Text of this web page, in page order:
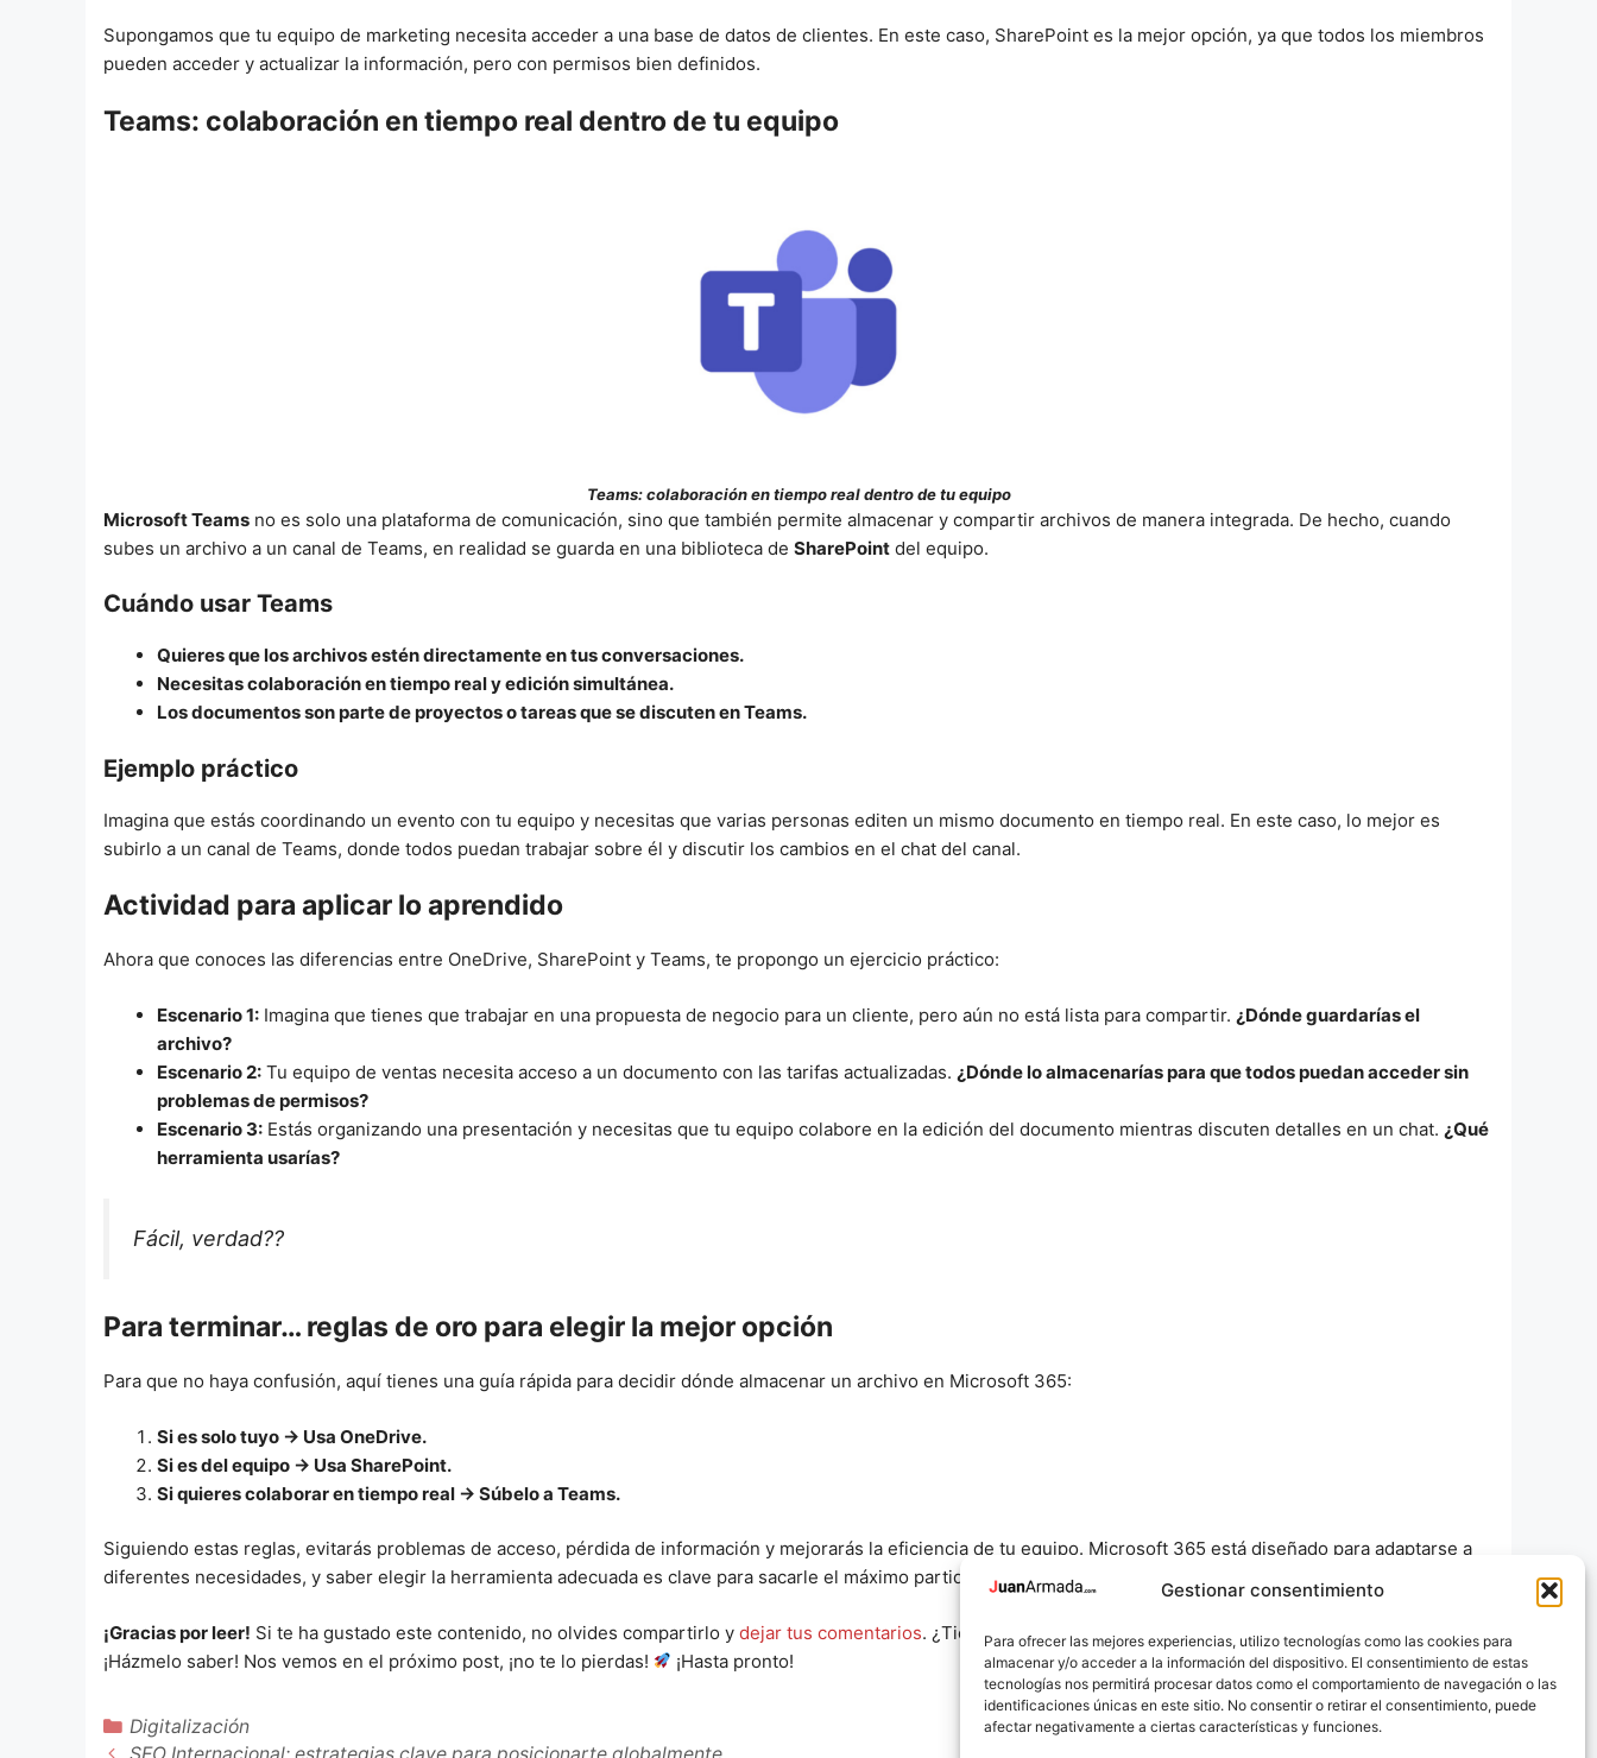
Gestionar consentimiento
Para ofrecer las mejores experiencias, utilizo tecnologías como las cookies para
almacenar y/o acceder a la información del dispositivo. El consentimiento de estas
tecnologías nos permitirá procesar datos como el comportamiento de navegación o las
identificaciones únicas en este sitio. No consentir o retirar el consentimiento, puede
afectar negativamente a ciertas características y funciones.
Supongamos que tu equipo de marketing necesita acceder a una base de datos de clientes. En este caso, SharePoint es la mejor opción, ya que todos los miembros
pueden acceder y actualizar la información, pero con permisos bien definidos.
Teams: colaboración en tiempo real dentro de tu equipo
Teams: colaboración en tiempo real dentro de tu equipo
Microsoft Teams no es solo una plataforma de comunicación, sino que también permite almacenar y compartir archivos de manera integrada. De hecho, cuando
subes un archivo a un canal de Teams, en realidad se guarda en una biblioteca de SharePoint del equipo.
Cuándo usar Teams
Quieres que los archivos estén directamente en tus conversaciones.
Necesitas colaboración en tiempo real y edición simultánea.
Los documentos son parte de proyectos o tareas que se discuten en Teams.
Ejemplo práctico
Imagina que estás coordinando un evento con tu equipo y necesitas que varias personas editen un mismo documento en tiempo real. En este caso, lo mejor es
subirlo a un canal de Teams, donde todos puedan trabajar sobre él y discutir los cambios en el chat del canal.
Actividad para aplicar lo aprendido
Ahora que conoces las diferencias entre OneDrive, SharePoint y Teams, te propongo un ejercicio práctico:
Escenario 1: Imagina que tienes que trabajar en una propuesta de negocio para un cliente, pero aún no está lista para compartir. ¿Dónde guardarías el
archivo?
Escenario 2: Tu equipo de ventas necesita acceso a un documento con las tarifas actualizadas. ¿Dónde lo almacenarías para que todos puedan acceder sin
problemas de permisos?
Escenario 3: Estás organizando una presentación y necesitas que tu equipo colabore en la edición del documento mientras discuten detalles en un chat. ¿Qué
herramienta usarías?
Fácil, verdad??
Para terminar… reglas de oro para elegir la mejor opción
Para que no haya confusión, aquí tienes una guía rápida para decidir dónde almacenar un archivo en Microsoft 365:
Si es solo tuyo → Usa OneDrive.
Si es del equipo → Usa SharePoint.
Si quieres colaborar en tiempo real → Súbelo a Teams.
Siguiendo estas reglas, evitarás problemas de acceso, pérdida de información y mejorarás la eficiencia de tu equipo. Microsoft 365 está diseñado para adaptarse a
diferentes necesidades, y saber elegir la herramienta adecuada es clave para sacarle el máximo partido.
¡Gracias por leer! Si te ha gustado este contenido, no olvides compartirlo y dejar tus comentarios. ¿Tienes alguna pregunta o tema que te gustaría que aborde?
¡Házmelo saber! Nos vemos en el próximo post, ¡no te lo pierdas!
¡Hasta pronto!
Categorías
Digitalización